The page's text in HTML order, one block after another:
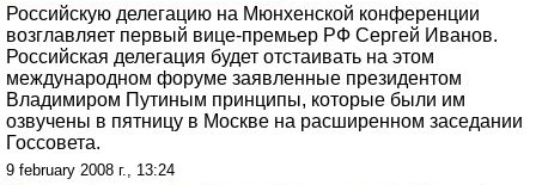
Российскую делегацию на Мюнхенской конференции
возглавляет первый вице-премьер РФ Сергей Иванов.
Российская делегация будет отстаивать на этом
международном форуме заявленные президентом
Владимиром Путиным принципы, которые были им
озвучены в пятницу в Москве на расширенном заседании
Госсовета.
9 february 2008 г., 13:24